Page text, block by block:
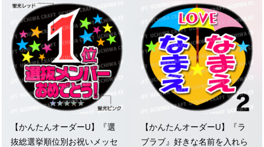
【かんたんオーダーU】『選
抜総選挙順位別お祝いメッセ
【かんたんオーダーU】『ラ
ブラブ』好きな名前を入れら